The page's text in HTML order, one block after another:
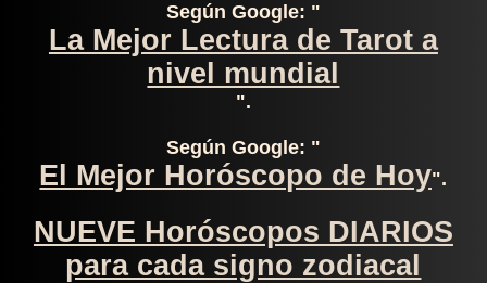
Según Google: "
La Mejor Lectura de Tarot a
nivel mundial
".
Según Google: "
El Mejor Horóscopo de Hoy".
NUEVE Horóscopos DIARIOS
para cada signo zodiacal